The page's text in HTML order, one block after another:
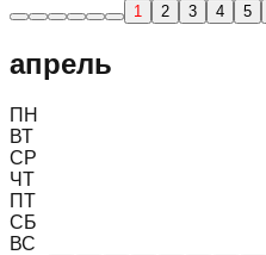
1 2 3 4 5
апрель
ПН
ВТ
СР
ЧТ
ПТ
СБ
ВС